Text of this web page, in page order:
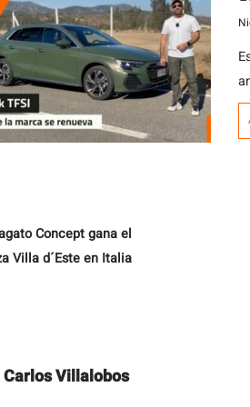
Concept gana el
Villa d´Este en Italia
Carlos Villalobos